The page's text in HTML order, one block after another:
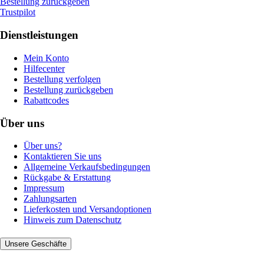
Trustpilot
Dienstleistungen
Mein Konto
Hilfecenter
Bestellung verfolgen
Bestellung zurückgeben
Rabattcodes
Über uns
Über uns?
Kontaktieren Sie uns
Allgemeine Verkaufsbedingungen
Rückgabe & Erstattung
Impressum
Zahlungsarten
Lieferkosten und Versandoptionen
Hinweis zum Datenschutz
Unsere Geschäfte